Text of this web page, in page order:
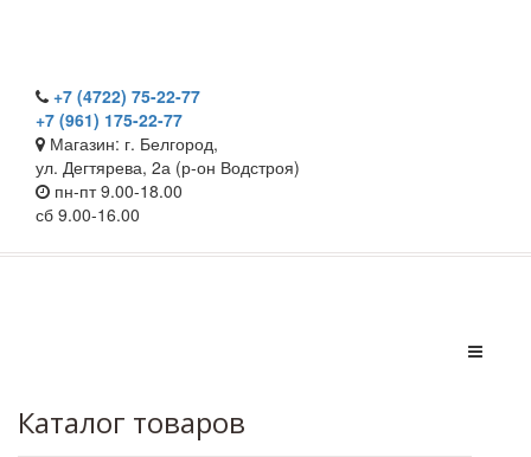
+7 (4722) 75-22-77
+7 (961) 175-22-77
Магазин: г. Белгород,
ул. Дегтярева, 2а (р-он Водстроя)
пн-пт 9.00-18.00
сб 9.00-16.00
Каталог товаров